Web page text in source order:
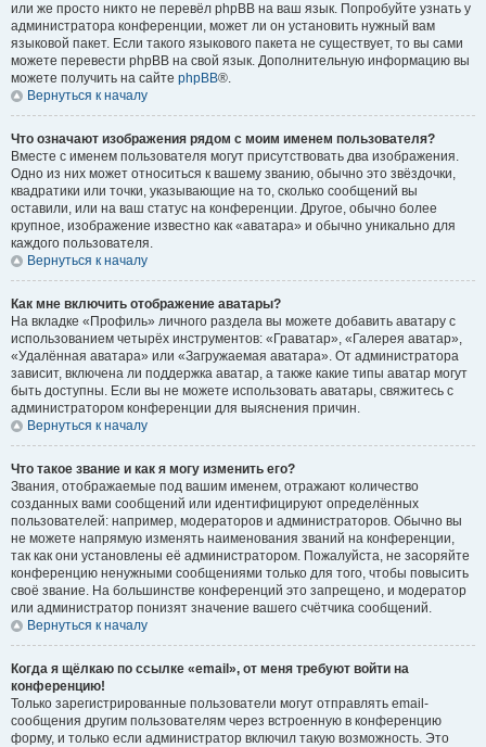
или же просто никто не перевёл phpBB на ваш язык. Попробуйте узнать у
администратора конференции, может ли он установить нужный вам
языковой пакет. Если такого языкового пакета не существует, то вы сами
можете перевести phpBB на свой язык. Дополнительную информацию вы
можете получить на сайте phpBB®.
Вернуться к началу
Что означают изображения рядом с моим именем пользователя?
Вместе с именем пользователя могут присутствовать два изображения.
Одно из них может относиться к вашему званию, обычно это звёздочки,
квадратики или точки, указывающие на то, сколько сообщений вы
оставили, или на ваш статус на конференции. Другое, обычно более
крупное, изображение известно как «аватара» и обычно уникально для
каждого пользователя.
Вернуться к началу
Как мне включить отображение аватары?
На вкладке «Профиль» личного раздела вы можете добавить аватару с
использованием четырёх инструментов: «Граватар», «Галерея аватар»,
«Удалённая аватара» или «Загружаемая аватара». От администратора
зависит, включена ли поддержка аватар, а также какие типы аватар могут
быть доступны. Если вы не можете использовать аватары, свяжитесь с
администратором конференции для выяснения причин.
Вернуться к началу
Что такое звание и как я могу изменить его?
Звания, отображаемые под вашим именем, отражают количество
созданных вами сообщений или идентифицируют определённых
пользователей: например, модераторов и администраторов. Обычно вы
не можете напрямую изменять наименования званий на конференции,
так как они установлены её администратором. Пожалуйста, не засоряйте
конференцию ненужными сообщениями только для того, чтобы повысить
своё звание. На большинстве конференций это запрещено, и модератор
или администратор понизят значение вашего счётчика сообщений.
Вернуться к началу
Когда я щёлкаю по ссылке «email», от меня требуют войти на
конференцию!
Только зарегистрированные пользователи могут отправлять email-
сообщения другим пользователям через встроенную в конференцию
форму, и только если администратор включил такую возможность. Это